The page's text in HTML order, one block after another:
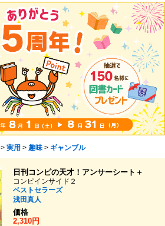
> 実用 > 趣味> ギャンブル
日刊コンピの天才！アンサーシート＋
コンピインサイド２
ベストセラーズ
浅田真人
価格
2,310円